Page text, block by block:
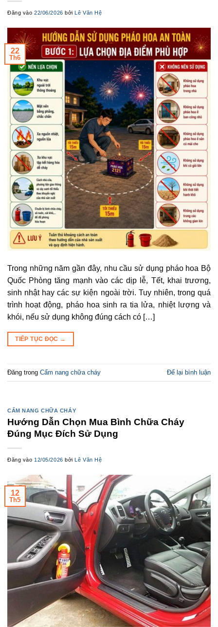
Đăng vào22/06/2026 bởiLê Văn Hệ
22
Th6
Trong những năm gần đây, nhu cầu sử dụng pháo hoa Bộ
Quốc Phòng tăng mạnh vào các dịp lễ, Tết, khai trương,
sinh nhật hay các sự kiện ngoài trời. Tuy nhiên, trong quá
trình hoạt động, pháo hoa sinh ra tia lửa, nhiệt lượng và
khói, nếu sử dụng không đúng cách có […]
TIẾP TỤC ĐỌC →
Đăng trong Cẩm nang chữa cháy Để lại bình luận
CẨM NANG CHỮA CHÁY
Hướng Dẫn Chọn Mua Bình Chữa Cháy
Đúng Mục Đích Sử Dụng
Đăng vào 12/05/2026 bởiLê Văn Hệ
12
Th5